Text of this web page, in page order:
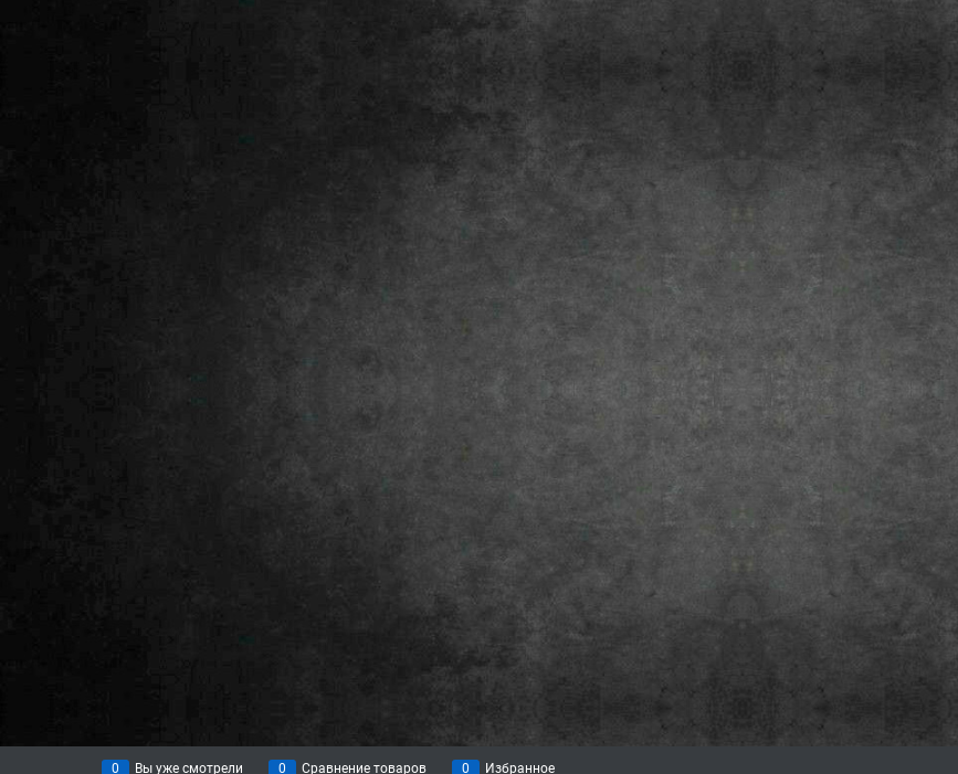
0 Вы уже смотрели 0 Сравнение товаров 0 Избранное